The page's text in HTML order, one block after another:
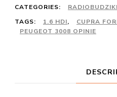
CATEGORIES:
RADIOBUDZIKI
TAGS:
1.6 HDI, CUPRA
PEUGEOT 3008 OPINIE